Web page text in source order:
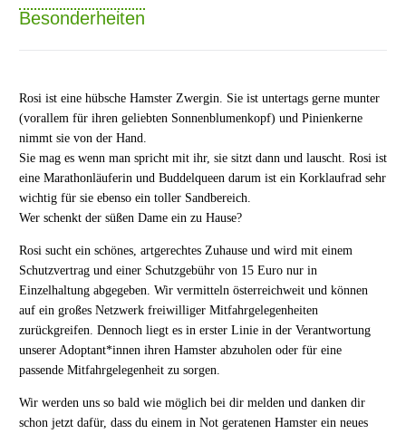
Besonderheiten
Rosi ist eine hübsche Hamster Zwergin. Sie ist untertags gerne munter
(vorallem für ihren geliebten Sonnenblumenkopf) und Pinienkerne
nimmt sie von der Hand.
Sie mag es wenn man spricht mit ihr, sie sitzt dann und lauscht. Rosi ist
eine Marathonläuferin und Buddelqueen darum ist ein Korklaufrad sehr
wichtig für sie ebenso ein toller Sandbereich.
Wer schenkt der süßen Dame ein zu Hause?
Rosi sucht ein schönes, artgerechtes Zuhause und wird mit einem
Schutzvertrag und einer Schutzgebühr von 15 Euro nur in
Einzelhaltung abgegeben. Wir vermitteln österreichweit und können
auf ein großes Netzwerk freiwilliger Mitfahrgelegenheiten
zurückgreifen. Dennoch liegt es in erster Linie in der Verantwortung
unserer Adoptant*innen ihren Hamster abzuholen oder für eine
passende Mitfahrgelegenheit zu sorgen.
Wir werden uns so bald wie möglich bei dir melden und danken dir
schon jetzt dafür, dass du einem in Not geratenen Hamster ein neues